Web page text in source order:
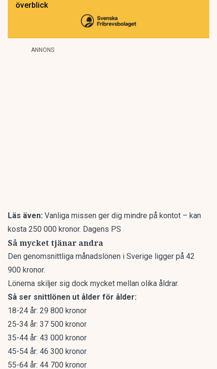
överblick
ANNONS
Läs även: Vanliga missen ger dig mindre på kontot – kan
kosta 250 000 kronor. Dagens PS
Så mycket tjänar andra
Den genomsnittliga månadslönen i Sverige ligger på 42
900 kronor.
Lönerna skiljer sig dock mycket mellan olika åldrar.
Så ser snittlönen ut ålder för ålder:
18-24 år: 29 800 kronor
25-34 år: 37 500 kronor
35-44 år: 43 000 kronor
45-54 år: 46 300 kronor
55-64 år: 44 700 kronor